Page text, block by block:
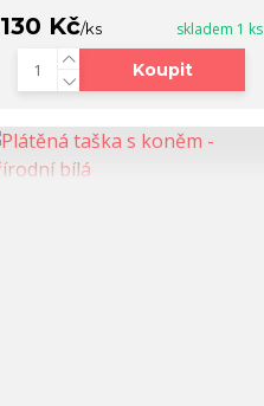
130 Kč/ks skladem 1 ks
Koupit